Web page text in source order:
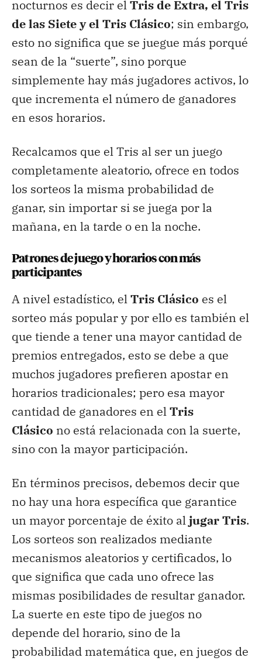
nocturnos es decir elTris de Extra, el Tris
de las Siete y el Tris Clásico; sin embargo,
esto no significa que se juegue más porqué
sean de la “suerte”, sino porque
simplemente hay más jugadores activos, lo
que incrementa el número de ganadores
en esos horarios.
Recalcamos que el Tris al ser un juego
completamente aleatorio, ofrece en todos
los sorteos la misma probabilidad de
ganar, sin importar si se juega por la
mañana, en la tarde o en la noche.
Patrones de juego y horarios con más
participantes
A nivel estadístico, elTris Clásico es el
sorteo más popular y por ello es también el
que tiende a tener una mayor cantidad de
premios entregados, esto se debe a que
muchos jugadores prefieren apostar en
horarios tradicionales; pero esa mayor
cantidad de ganadores en elTris
Clásico no está relacionada con la suerte,
sino con la mayor participación.
En términos precisos, debemos decir que
no hay una hora específica que garantice
un mayor porcentaje de éxito aljugar Tris.
Los sorteos son realizados mediante
mecanismos aleatorios y certificados, lo
que significa que cada uno ofrece las
mismas posibilidades de resultar ganador.
La suerte en este tipo de juegos no
depende del horario, sino de la
probabilidad matemática que, en juegos de